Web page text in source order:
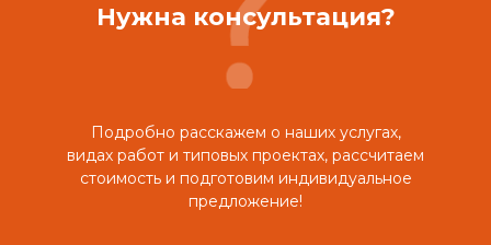
Нужна консультация?
Подробно расскажем о наших услугах,
видах работ и типовых проектах, рассчитаем
стоимость и подготовим индивидуальное
предложение!